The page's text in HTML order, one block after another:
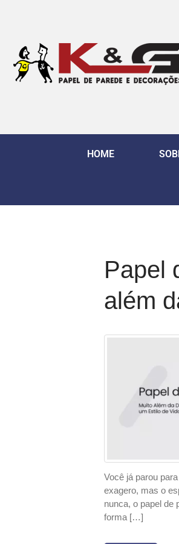
HOME
Papel
além
Você já parou
exagero, mas o
nunca, o papel de
forma […]